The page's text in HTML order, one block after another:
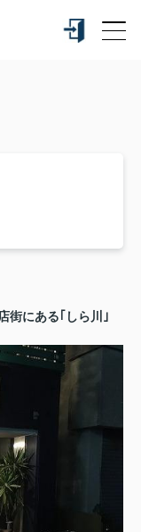
街にある｢しら川｣